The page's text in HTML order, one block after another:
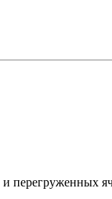
перегруженных